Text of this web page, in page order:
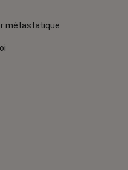
métastatique